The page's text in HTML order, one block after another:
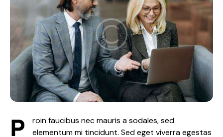
P
roin faucibus nec mauris a sodales, sed
elementum mi tincidunt. Sed eget viverra egestas